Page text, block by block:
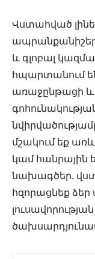
Վստահված
և գլոբալ
հպարտանում
առաջընթացի
մշակում եք
կամ հանրային
նախագծեր,
հզորացնեք